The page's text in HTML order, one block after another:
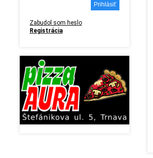
Zabudol som heslo
Registrácia